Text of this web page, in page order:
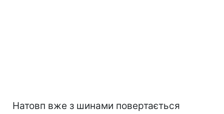
Натовп вже з шинами повертається